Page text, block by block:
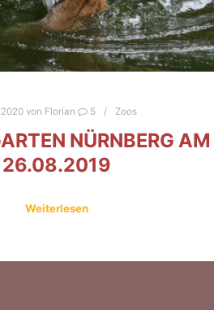
von Florian 5 Zoos
NÜRNBERG AM
26.08.2019
Weiterlesen